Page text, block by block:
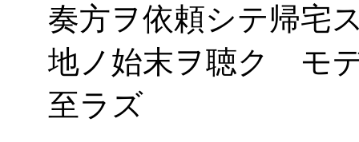
奏方ヲ依頼シテ帰
地ノ始末ヲ聴ク モ
至ラズ